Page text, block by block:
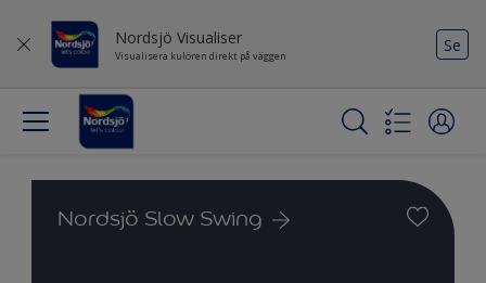
Nordsjö Visualiser
Visualisera kulören direkt på väggen
Se
Nordsjö Slow Swing